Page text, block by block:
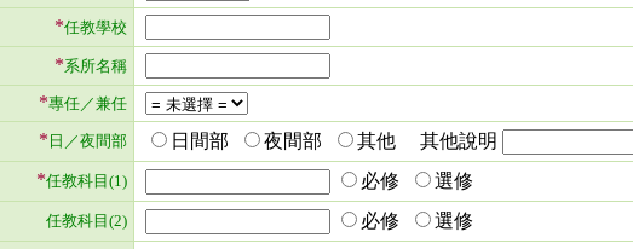
*任教學校
*系所名稱
*專任／兼任
* 日／夜間部 日間部 夜間部
其他 其他說明
*任教科目(1) 必修 選修
任教科目(2) 必修 選修